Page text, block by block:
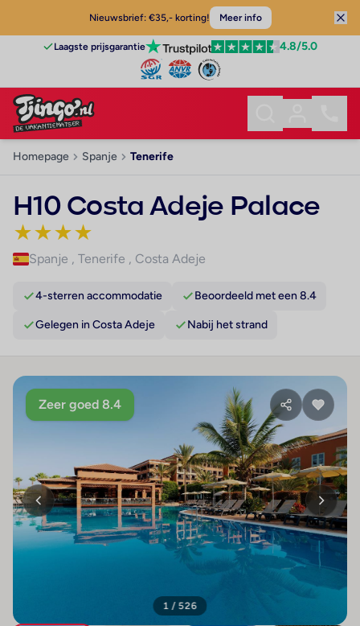
Nieuwsbrief: €35,- korting! Meer info
Laagste prijsgarantie 4.8/5.0
Homepage Spanje Tenerife
H10 Costa Adeje Palace
★★★★
Spanje , Tenerife , Costa Adeje
4-sterren accommodatie Beoordeeld met een 8.4
Gelegen in Costa Adeje Nabij het strand
Zeer goed 8.4
1 / 526